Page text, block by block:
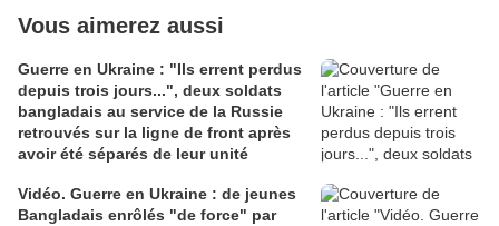
Vous aimerez aussi
Guerre en Ukraine : "Ils errent perdus
depuis trois jours...", deux soldats
bangladais au service de la Russie
retrouvés sur la ligne de front après
avoir été séparés de leur unité
Vidéo. Guerre en Ukraine : de jeunes
Bangladais enrôlés "de force" par